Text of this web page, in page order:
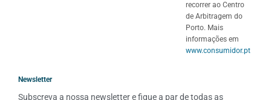
recorrer ao Centro
de Arbitragem do
Porto. Mais
informações em
www.consumidor.pt
Newsletter
Subscreva a nossa newsletter e fique a par de todas as